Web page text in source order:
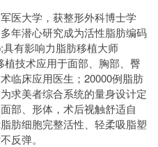
医大学，获整形外科博士学
年潜心研究成为活性脂肪编码
有影响力脂肪移植大师
技术应用于面部、胸部、臀
临床应用医生；20000例脂肪
求美者综合系统的量身设计定
部、形体，术后视触舒适自
肪细胞完整活性、轻柔吸脂塑
反弹。